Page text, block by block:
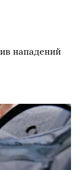
нападений